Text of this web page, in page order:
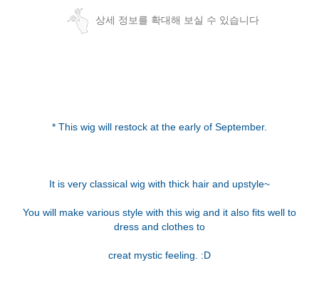
상세 정보를 확대해 보실 수 있습니다
* This wig will restock at the early of September.
It is very classical wig with thick hair and upstyle~
You will make various style with this wig and it also fits well to
dress and clothes to
creat mystic feeling. :D